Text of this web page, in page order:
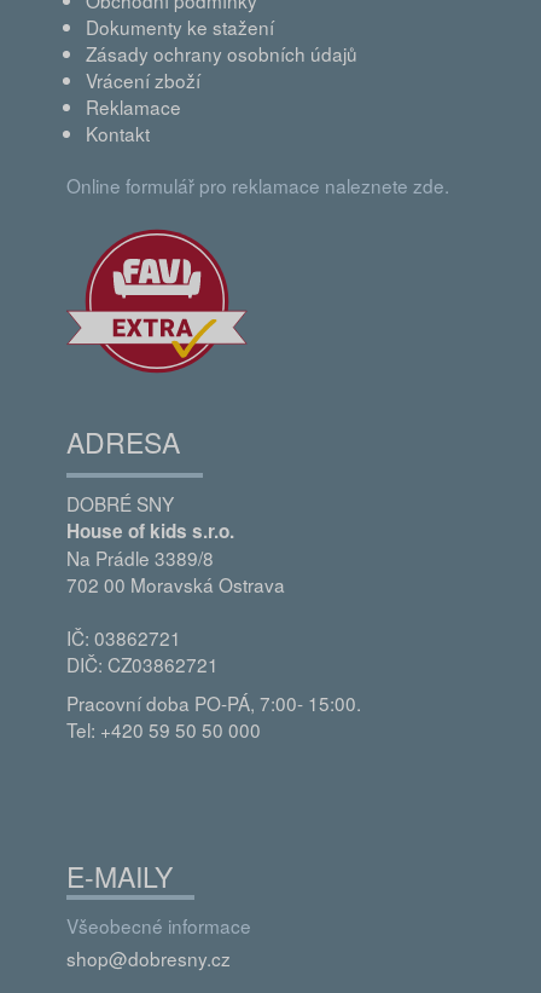
Dokumenty ke stažení
Zásady ochrany osobních údajů
Vrácení zboží
Reklamace
Kontakt
Online formulář pro reklamace naleznete zde.
ADRESA
DOBRÉ SNY
House of kids s.r.o.
Na Prádle 3389/8
702 00 Moravská Ostrava
IČ: 03862721
DIČ: CZ03862721
Pracovní doba PO-PÁ, 7:00- 15:00.
Tel: +420 59 50 50 000
E-MAILY
Všeobecné informace
shop@dobresny.cz